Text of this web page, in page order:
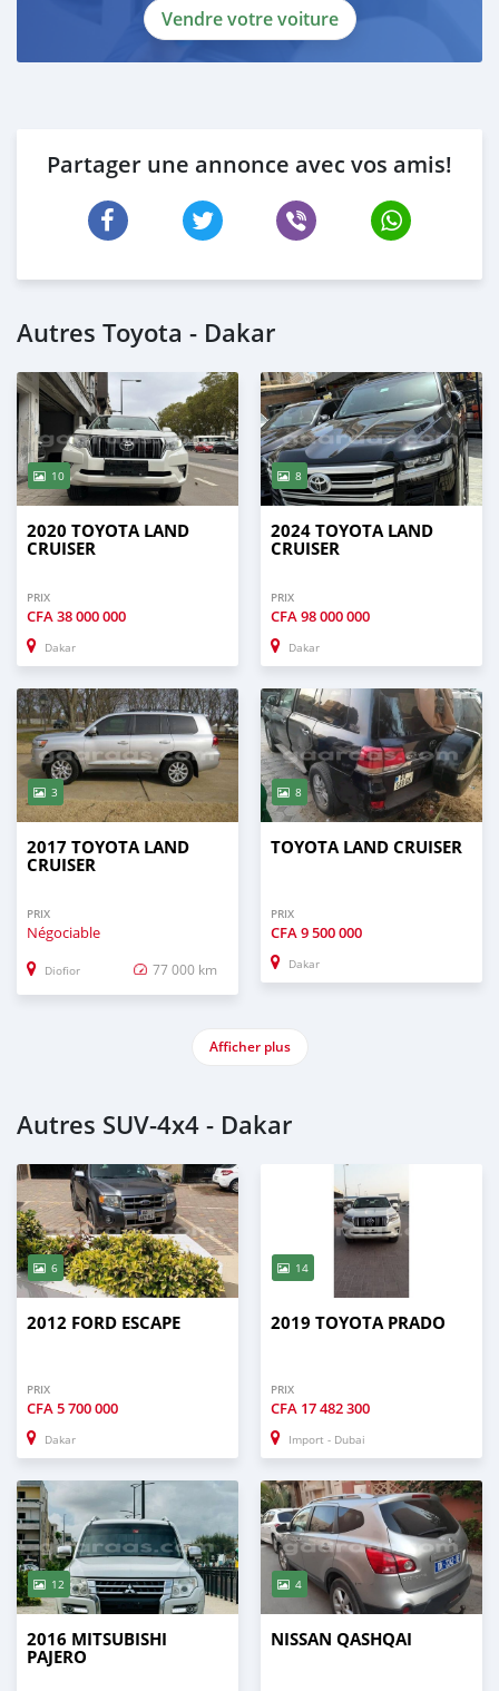
Vendre votre voiture
Partager une annonce avec vos amis!
Autres Toyota - Dakar
10
2020 TOYOTA LAND
CRUISER
PRIX
CFA38 000 000
Dakar
8
2024 TOYOTA LAND
CRUISER
PRIX
CFA98 000 000
Dakar
3
2017 TOYOTA LAND
CRUISER
PRIX
Négociable
Diofior 77 000 km
8
TOYOTA LAND CRUISER
PRIX
CFA9 500 000
Dakar
Afficher plus
Autres SUV‒4x4 - Dakar
6
2012 FORD ESCAPE
PRIX
CFA5 700 000
Dakar
14
2019 TOYOTA PRADO
PRIX
CFA 17 482 300
Import - Dubai
12
2016 MITSUBISHI
PAJERO
4
NISSAN QASHQAI